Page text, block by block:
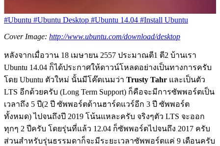
#Ubuntu #Ubuntu Desktop #Ubuntu 14.04 #Install Ubuntu
Cover Image: http://www.ubuntu.com/download/desktop
หลังจากเมื่อวาน 18 เมษายน 2557 ประมาณตี1 ตี2 บ้านเรา
Ubuntu 14.04 ก็ได้ประกาศให้ดาวน์โหลดอย่างเป็นทางการครับ
โดย Ubuntu ตัวใหม่ นั้นมีโค๊ดเนมว่า Trusty Tahr และเป็นตัว
LTS อีกด้วยครับ (Long Term Support) ก็คือจะมีการซัพพอร์ตเป็น
เวลาถึง 5 ปี(2 ปี ซัพพอร์ตด้านฮาร์ดแวร์อีก 3 ปี ซัพพอร์ต
ทั้งหมด) ไปจนถึงปี 2019 โน้นแหละครับ จริงๆตัว LTS จะออก
ทุกๆ 2 ปีครับ โดยรุ่นที่แล้ว 12.04 ก็ซัพพอร์ตไปจนถึง 2017 ครับ
ส่วนสำหรับรุ่นธรรมดาก็จะมีระยะเวลาซัพพอร์ตแค่ 9 เดือนครับ